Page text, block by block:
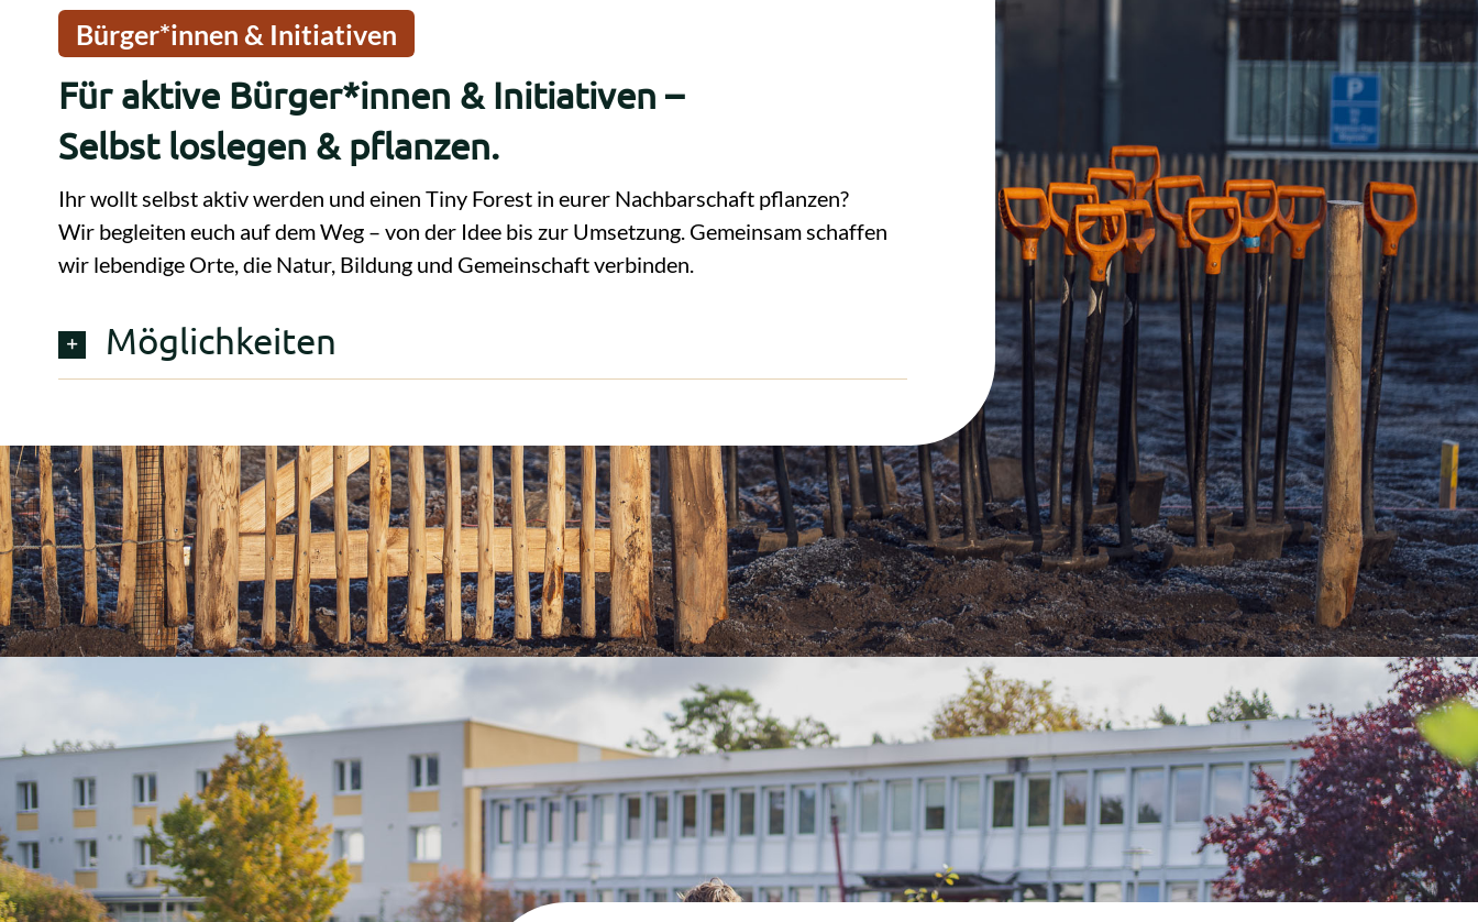
Bürger*innen & Initiativen
Für aktive Bürger*innen & Initiativen –
Selbst loslegen & pflanzen.
Ihr wollt selbst aktiv werden und einen Tiny Forest in eurer Nachbarschaft pflanzen?
Wir begleiten euch auf dem Weg – von der Idee bis zur Umsetzung. Gemeinsam schaffen
wir lebendige Orte, die Natur, Bildung und Gemeinschaft verbinden.
Möglichkeiten